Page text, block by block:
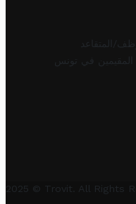
المتقاعد
المقيمين في تونس
2025 © Trovit. All Rights